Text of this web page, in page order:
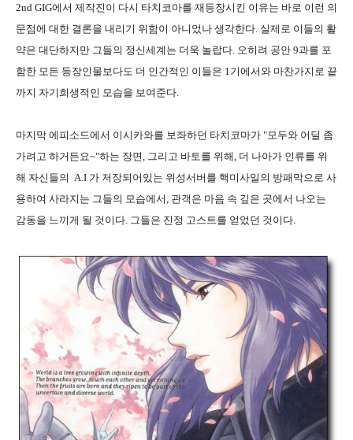
2nd GIG에서 제작진이 다시 타치코마를 재등장시킨 이유는 바로 이런 의
문점에 대한 결론을 내리기 위함이 아니었나 생각한다. 실제로 이들의 활
약은 대단하지만 그들의 정신세계는 더욱 놀랍다. 오히려 공안 9과를 포
함한 모든 등장인물보다도 더 인간적인 이들은 1기에서와 마찬가지로 끝
까지 자기희생적인 모습을 보여준다.
마지막 에피소드에서 이시카와를 보좌하던 타치코마가 "모두와 어딜 좀
가려고 하거든요~"하는 장면, 그리고 바토를 위해, 더 나아가 인류를 위
해 자신들의 A.I 가 저장되어있는 위성서버를 핵미사일의 방패막으로 사
용하여 사라지는 그들의 모습에서, 관객은 마음 속 깊은 곳에서 나오는
감동을 느끼게 될 것이다. 그들은 진정 고스트를 얻었던 것이다.